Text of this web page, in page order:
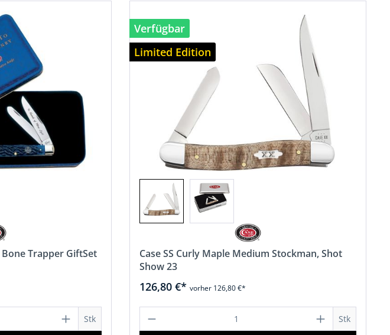
die Schaltflächen um die Anzahl zu erhöhen oder zu
Bone Trapper GiftSet
den gewünschten Wert ein oder benutze die
Stk
Verfügbar
Limited Edition
Case SS Curly Maple Medium Stockman, Shot
Show 23
126,80 €* vorher 126,80 €*
Produkt Anzahl: Gib den Stk